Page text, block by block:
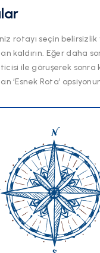
rotayı seçin
kaldırın. Eğer daha
ile göruşerek sonra
‘Esnek Rota’